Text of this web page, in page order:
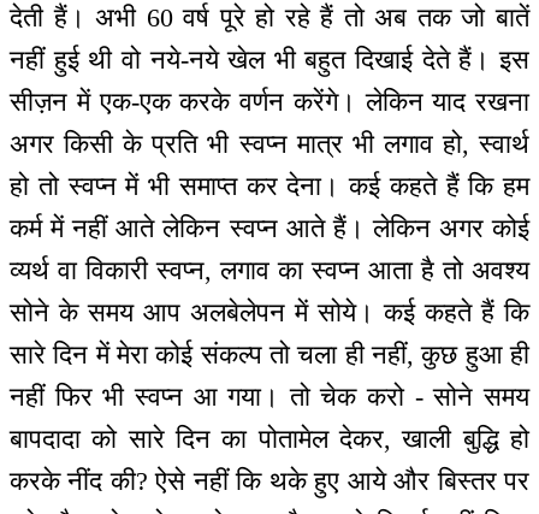
देती हैं। अभी 60 वर्ष पूरे हो रहे हैं तो अब तक जो बातें
नहीं हुई थी वो नये-नये खेल भी बहुत दिखाई देते हैं। इस
सीज़न में एक-एक करके वर्णन करेंगे। लेकिन याद रखना
अगर किसी के प्रति भी स्वप्न मात्र भी लगाव हो, स्वार्थ
हो तो स्वप्न में भी समाप्त कर देना। कई कहते हैं कि हम
कर्म में नहीं आते लेकिन स्वप्न आते हैं। लेकिन अगर कोई
व्यर्थ वा विकारी स्वप्न, लगाव का स्वप्न आता है तो अवश्य
सोने के समय आप अलबेलेपन में सोये। कई कहते हैं कि
सारे दिन में मेरा कोई संकल्प तो चला ही नहीं, कुछ हुआ ही
नहीं फिर भी स्वप्न आ गया। तो चेक करो - सोने समय
बापदादा को सारे दिन का पोतामेल देकर, खाली बुद्धि हो
करके नींद की? ऐसे नहीं कि थके हुए आये और बिस्तर पर